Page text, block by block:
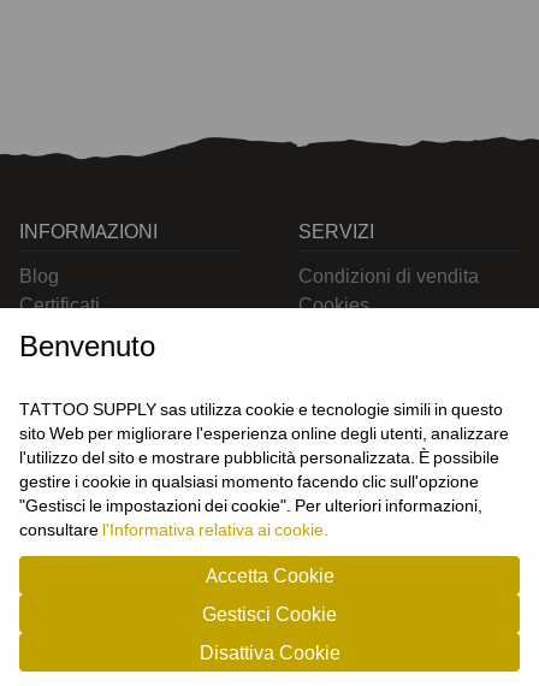
CONTATTACI
INFORMAZIONI
Blog
Certificati
Contatti
SERVIZI
Condizioni di vendita
Cookies
UTENTE
Login
Registrati
tel: 0119101326 - P.Iva/cf: 09963530010
Benvenuto
TATTOO SUPPLY sas utilizza cookie e tecnologie simili in questo
sito Web per migliorare l'esperienza online degli utenti, analizzare
l'utilizzo del sito e mostrare pubblicità personalizzata. È possibile
gestire i cookie in qualsiasi momento facendo clic sull'opzione
"Gestisci le impostazioni dei cookie". Per ulteriori informazioni,
consultare l'Informativa relativa ai cookie.
Accetta Cookie
Gestisci Cookie
Disattiva Cookie